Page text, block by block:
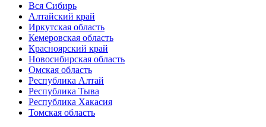
Вся Сибирь
Алтайский край
Иркутская область
Кемеровская область
Красноярский край
Новосибирская область
Омская область
Республика Алтай
Республика Тыва
Республика Хакасия
Томская область